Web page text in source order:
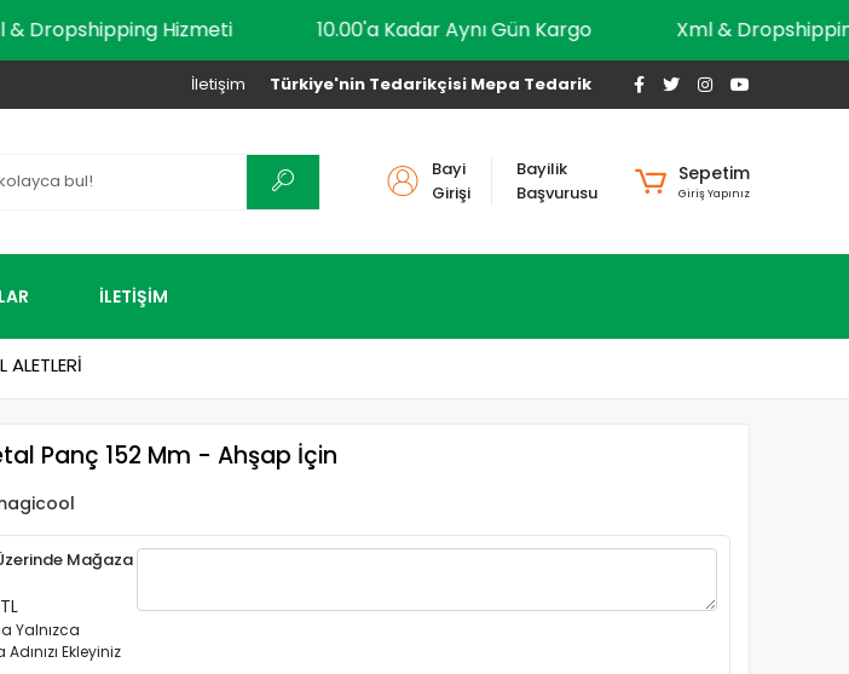
Xml & Dropshipping Hizmeti 10.00'a Kadar Aynı Gün Kargo Xml &
Türkiye'nin Tedarikçisi Mepa Tedarik
İletişim
Bayi
Girişi
Bayilik
Başvurusu
Sepetim
Giriş Yapınız
İLETİŞİM
ALETLERİ
Panç 152 Mm - Ahşap İçin
Mağaza
Yalnızca
Ekleyiniz